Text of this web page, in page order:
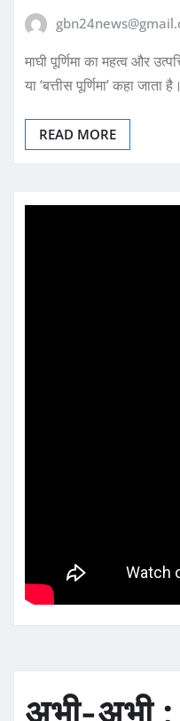
माघी पूर्णिमा का महत्व और
या ‘बत्तीस पूर्णिमा’ कहा जाता
READ MORE
अभी-अभी :